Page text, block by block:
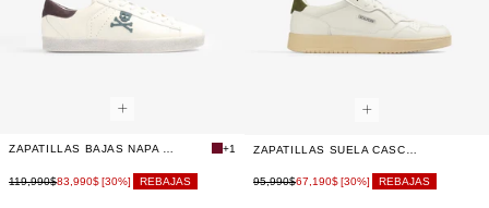
+1
119,990$83,990$ [30%] REBAJAS 95,990$67,190$ [30%] REBAJAS